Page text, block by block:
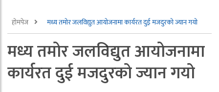
होमपेज मध्य तमोर जलविद्युत आयोजनामा कार्यरत दुई मजदुरको ज्यान गयो
मध्य तमोर जलविद्युत आयोजनामा
कार्यरत दुई मजदुरको ज्यान गयो